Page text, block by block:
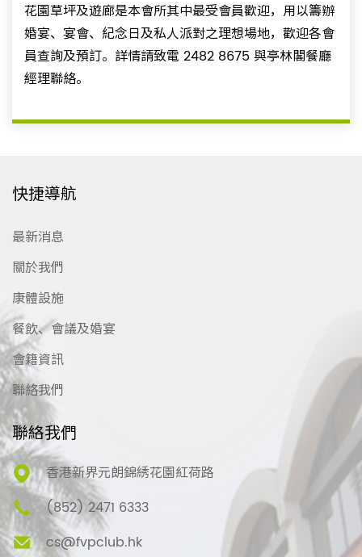
花園草坪及遊廊是本會所其中最受會員歡迎，用以籌辦
婚宴、宴會、紀念日及私人派對之理想場地，歡迎各會
員查詢及預訂。詳情請致電 2482 8675 與亭林閣餐廳
經理聯絡。
快捷導航
最新消息
關於我們
康體設施
餐飲、會議及婚宴
會籍資訊
聯絡我們
聯絡我們
香港新界元朗錦綉花園紅荷路
(852) 2471 6333
cs@fvpclub.hk